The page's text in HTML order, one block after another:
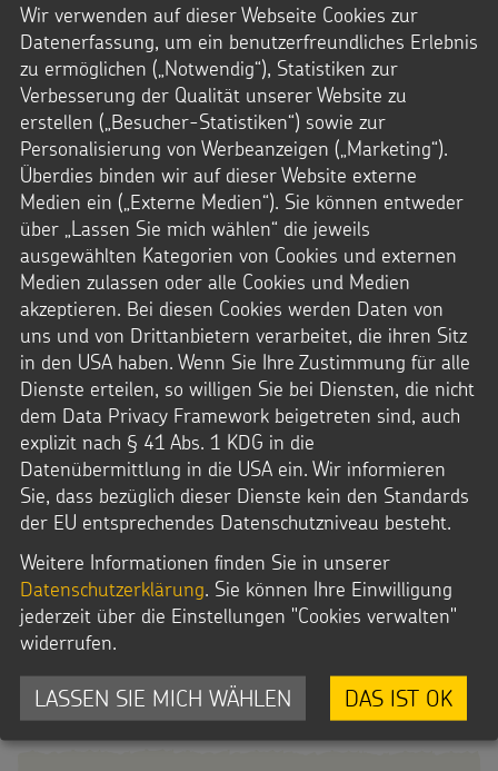
Bestellservice
Fragen zur Bestellung oder einem Abonnement?
Gerne helfen wir weiter.
0241.44 61-44
Mo.-Do. 8-17 Uhr
Fr. 8-16 Uhr
E-Mail:
bestellung@sternsinger.de
Wir verwenden auf dieser Webseite Cookies zur
Datenerfassung, um ein benutzerfreundliches Erlebnis
zu ermöglichen („Notwendig“), Statistiken zur
Verbesserung der Qualität unserer Website zu
erstellen („Besucher-Statistiken“) sowie zur
Personalisierung von Werbeanzeigen („Marketing“).
Überdies binden wir auf dieser Website externe
Medien ein („Externe Medien“). Sie können entweder
über „Lassen Sie mich wählen“ die jeweils
ausgewählten Kategorien von Cookies und externen
Medien zulassen oder alle Cookies und Medien
akzeptieren. Bei diesen Cookies werden Daten von
uns und von Drittanbietern verarbeitet, die ihren Sitz
in den USA haben. Wenn Sie Ihre Zustimmung für alle
Dienste erteilen, so willigen Sie bei Diensten, die nicht
dem Data Privacy Framework beigetreten sind, auch
explizit nach § 41 Abs. 1 KDG in die
Datenübermittlung in die USA ein. Wir informieren
Sie, dass bezüglich dieser Dienste kein den Standards
der EU entsprechendes Datenschutzniveau besteht.
Weitere Informationen finden Sie in unserer
Datenschutzerklärung. Sie können Ihre Einwilligung
jederzeit über die Einstellungen "Cookies verwalten"
widerrufen.
LASSEN SIE MICH WÄHLEN DAS IST OK